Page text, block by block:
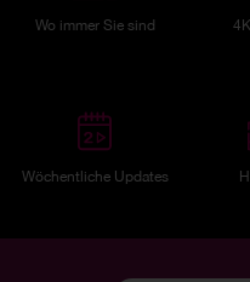
Wo immer Sie sind
Wöchentliche Updates